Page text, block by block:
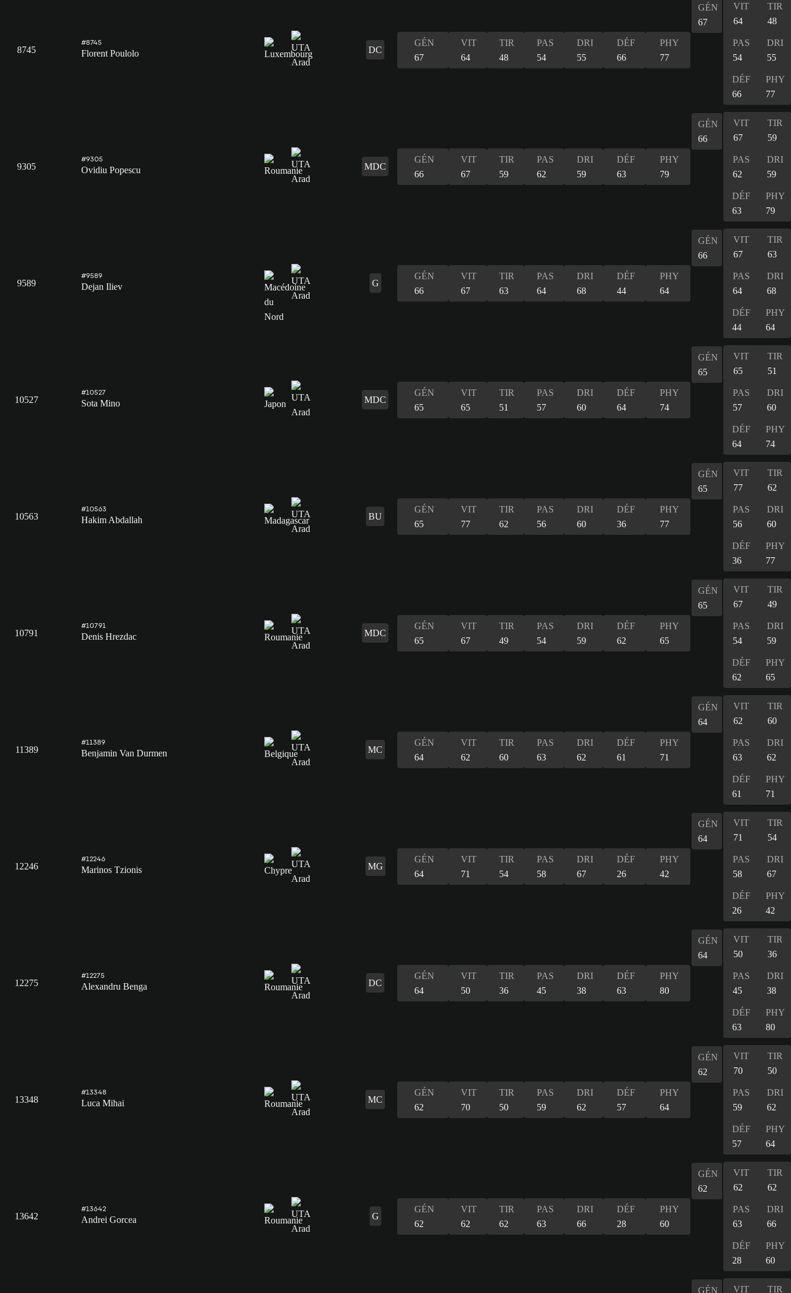
8745
#8745
Florent Poulolo DC
GÉN
67
VIT
64
TIR
48
PAS
54
DRI
55
DÉF
66
PHY
77
GÉN
67
VIT
64
TIR
48
PAS
54
DRI
55
DÉF
66
PHY
77
9305
#9305
Ovidiu Popescu MDC
GÉN
66
VIT
67
TIR
59
PAS
62
DRI
59
DÉF
63
PHY
79
GÉN
66
VIT
67
TIR
59
PAS
62
DRI
59
DÉF
63
PHY
79
9589
#9589
Dejan Iliev G
GÉN
66
VIT
67
TIR
63
PAS
64
DRI
68
DÉF
44
PHY
64
GÉN
66
VIT
67
TIR
63
PAS
64
DRI
68
DÉF
44
PHY
64
10527
#10527
Sota Mino MDC
GÉN
65
VIT
65
TIR
51
PAS
57
DRI
60
DÉF
64
PHY
74
GÉN
65
VIT
65
TIR
51
PAS
57
DRI
60
DÉF
64
PHY
74
10563
#10563
Hakim Abdallah BU
GÉN
65
VIT
77
TIR
62
PAS
56
DRI
60
DÉF
36
PHY
77
GÉN
65
VIT
77
TIR
62
PAS
56
DRI
60
DÉF
36
PHY
77
10791
#10791
Denis Hrezdac MDC
GÉN
65
VIT
67
TIR
49
PAS
54
DRI
59
DÉF
62
PHY
65
GÉN
65
VIT
67
TIR
49
PAS
54
DRI
59
DÉF
62
PHY
65
11389
#11389
Benjamin Van Durmen MC
GÉN
64
VIT
62
TIR
60
PAS
63
DRI
62
DÉF
61
PHY
71
GÉN
64
VIT
62
TIR
60
PAS
63
DRI
62
DÉF
61
PHY
71
12246
#12246
Marinos Tzionis MG
GÉN
64
VIT
71
TIR
54
PAS
58
DRI
67
DÉF
26
PHY
42
GÉN
64
VIT
71
TIR
54
PAS
58
DRI
67
DÉF
26
PHY
42
12275
#12275
Alexandru Benga DC
GÉN
64
VIT
50
TIR
36
PAS
45
DRI
38
DÉF
63
PHY
80
GÉN
64
VIT
50
TIR
36
PAS
45
DRI
38
DÉF
63
PHY
80
13348
#13348
Luca Mihai MC
GÉN
62
VIT
70
TIR
50
PAS
59
DRI
62
DÉF
57
PHY
64
GÉN
62
VIT
70
TIR
50
PAS
59
DRI
62
DÉF
57
PHY
64
13642
#13642
Andrei Gorcea G
GÉN
62
VIT
62
TIR
62
PAS
63
DRI
66
DÉF
28
PHY
60
GÉN
62
VIT
62
TIR
62
PAS
63
DRI
66
DÉF
28
PHY
60
GÉN VIT TIR